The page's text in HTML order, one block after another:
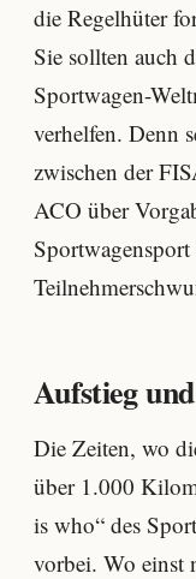
die Regelhüter
Sie sollten auch
Sportwagen-
verhelfen. Denn
zwischen der
ACO über
Aufstieg
Die Zeiten, wo
über 1.000
is who“ des
vorbei. Wo einst